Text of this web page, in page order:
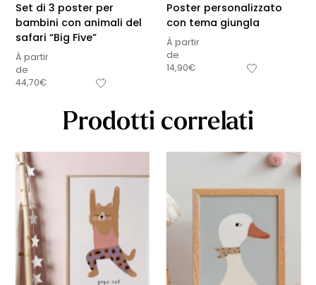
Set di 3 poster per
bambini con animali del
safari “Big Five”
À partir
de
44,70€
Poster personalizzato
con tema giungla
À partir
de
14,90€
Prodotti correlati